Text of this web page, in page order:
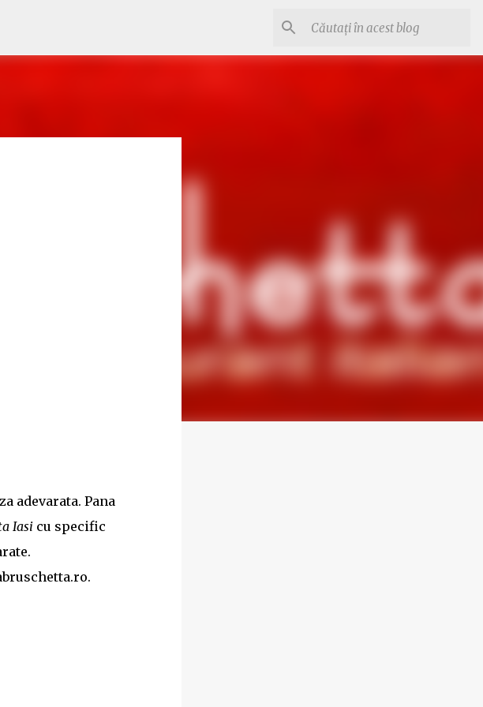
adevarata. Pana
Iasi cu specific